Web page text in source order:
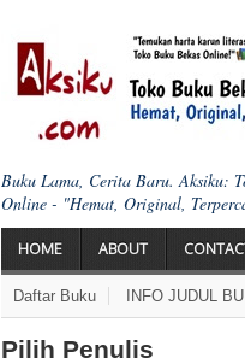
Buku Lama, Cerita Baru. Aksiku:
Online - "Hemat, Original,
HOME ABOUT
Daftar Buku INFO JUDUL
Pilih Penulis